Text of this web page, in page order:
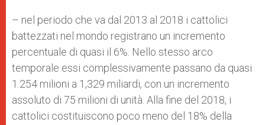
– nel periodo che va dal 2013 al 2018 i cattolici
battezzati nel mondo registrano un incremento
percentuale di quasi il 6%. Nello stesso arco
temporale essi complessivamente passano da quasi
1.254 milioni a 1,329 miliardi, con un incremento
assoluto di 75 milioni di unità. Alla fine del 2018, i
cattolici costituiscono poco meno del 18% della